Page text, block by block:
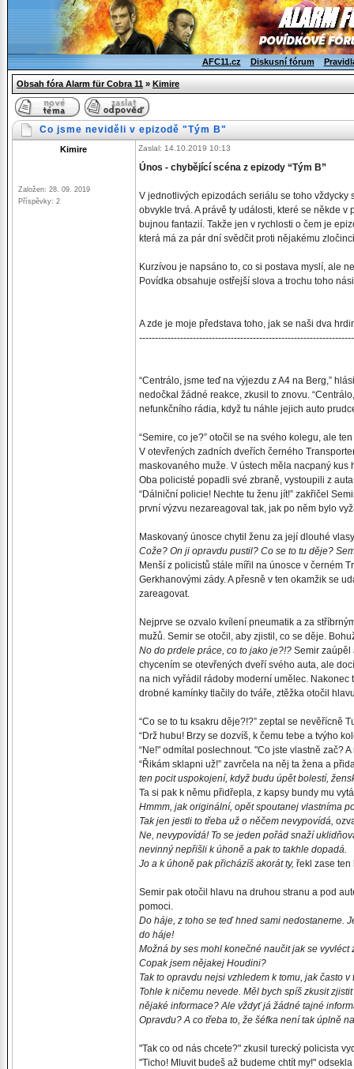
AFC11.cz Diskusní fórum
Obsah fóra Alarm für Cobra 11 » Kimire
Co jsme neviděli v epizodě "Tým B"
Kimire
Založen: 28. 09. 2019
Příspěvky: 2
Zaslal: 14.10.2019 10:13
Únos - chybějící scéna z epizody “Tým B”
V jednotlivých epizodách seriálu se toho
obvykle trvá. A právě ty události, které se někde
bujnou fantazií. Takže jen v rychlosti o čem je
která má za pár dní svědčit proti nějakému
Kurzívou je napsáno to, co si postava myslí, ale
Povídka obsahuje ostřejší slova a trochu toho
A zde je moje představa toho, jak se naši dva
“Centrálo, jsme teď na výjezdu z A4 na Berg,”
nedočkal žádné reakce, zkusil to znovu.
nefunkčního rádia, když tu náhle jejich auto
“Semire, co je?” otočil se na svého kolegu, ale
V otevřených zadních dveřích černého
maskovaného muže. V ústech měla nacpaný
Oba policisté popadli své zbraně, vystoupili z
“Dálniční policie! Nechte tu ženu jít!” zakřičel
první výzvu nezareagoval tak, jak po něm bylo
Maskovaný únosce chytil ženu za její dlouhé
Cože? On ji opravdu pustil? Co se to tu děje?
Menší z policistů stále mířil na únosce v černém
Gerkhanovými zády. A přesně v ten okamžik se
zareagovat.
Nejprve se ozvalo kvílení pneumatik a za
mužů. Semir se otočil, aby zjistil, co se děje.
No do prdele práce, co to jako je?!? Semir zaúpěl
chycením se otevřených dveří svého auta, ale
na nich vyřádil rádoby moderní umělec.
drobné kamínky tlačily do tváře, ztěžka otočil
“Co se to tu ksakru děje?!?” zeptal se nevěřícně
“Drž hubu! Brzy se dozvíš, k čemu tebe a tvýho
“Ne!" odmítal poslechnout. "Co jste vlastně zač?
“Řikám sklapni už!” zavrčela na něj ta žena a
ten pocit uspokojení, když budu úpět bolestí,
Ta si pak k němu přidřepla, z kapsy bundy mu
Hmmm, jak originální, opět spoutanej vlastníma
Tak jen jestli to třeba už o něčem nevypovídá,
Ne, nevypovídá! To se jeden pořád snaží
nevinný nepřišli k úhoně a pak to takhle dopadá.
Jo a k úhoně pak přicházíš akorát ty, řekl zase
Semir pak otočil hlavu na druhou stranu a pod
pomoci.
Do háje, z toho se teď hned sami nedostaneme.
do háje!
Možná by ses mohl konečné naučit jak se vyvléct
Copak jsem nějakej Houdini?
Tak to opravdu nejsi vzhledem k tomu, jak často
Tohle k ničemu nevede. Měl bych spíš zkusit
nějaké informace? Ale vždyť já žádné tajné
Opravdu? A co třeba to, že šéfka není tak úplně
"Tak co od nás chcete?" zkusil turecký policista
"Ticho! Mluvit budeš až budeme chtít my!"